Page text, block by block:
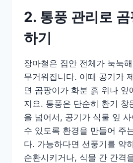
2. 통풍 관리로
하기
장마철은 집안 전체가 눅눅
무거워집니다. 이때 공기가
면 곰팡이가 화분 흙 위나 잎
지요. 통풍은 단순히 환기 창
을 넘어서, 공기가 식물 잎
수 있도록 환경을 만들어 주
다. 가능하다면 선풍기를 약
순환시키거나, 식물 간 간격